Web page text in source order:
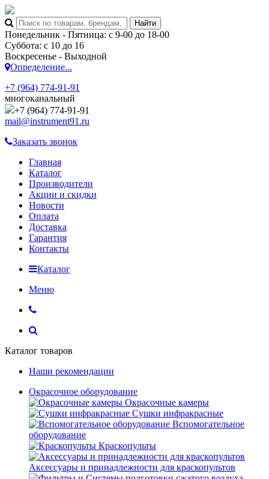
Понедельник - Пятница: с 9-00 до 18-00
Суббота: с 10 до 16
Воскресенье - Выходной
Определение...
+7 (964) 774-91-91
многоканальный
+7 (964) 774-91-91
mail@instrument91.ru
Заказать звонок
Главная
Каталог
Производители
Акции и скидки
Новости
Оплата
Доставка
Гарантия
Контакты
Каталог
Меню
Каталог товаров
Наши рекомендации
Окрасочное оборудование
Окрасочные камеры
Сушки инфракрасные
Вспомогательное
оборудование
Краскопульты
Аксессуары и принадлежности для краскопультов